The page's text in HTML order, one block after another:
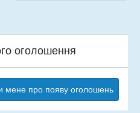
оголошення
мене про появу оголошень